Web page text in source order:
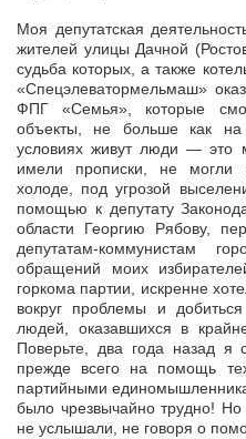
Моя депутатская
жителей улицы Дачной
судьба которых, а также
«Спецэлеватормельмаш»
ФПГ «Семья», которые
объекты, не больше как на
условиях живут люди — это
имели прописки, не могли
холоде, под угрозой
помощью к депутату
области Георгию Рябову,
депутатам-коммунистам
обращений моих
горкома партии, искренне
вокруг проблемы и
людей, оказавшихся в
Поверьте, два года назад я
прежде всего на помощь
партийными
было чрезвычайно трудно!
не услышали, не говоря о